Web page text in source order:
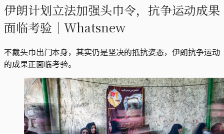
伊朗计划立法加强头巾令，抗争运动成果
面临考验｜Whatsnew
不戴头巾出门本身，其实仍是坚决的抵抗姿态，伊朗抗争运动
的成果正面临考验。